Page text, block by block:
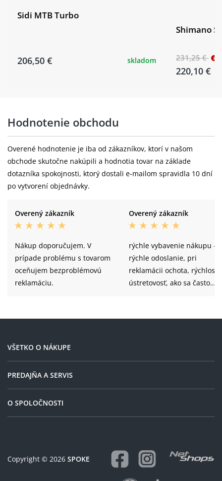
Sidi MTB Turbo
206,50 € skladom
Shimano
231,25 €
220,10 €
Hodnotenie obchodu
Overené hodnotenie je iba od zákazníkov, ktorí v našom
obchode skutočne nakúpili a hodnotia tovar na základe
dotazníka spokojnosti, ktorý dostali e-mailom spravidla 10 dní
po vytvorení objednávky.
Overený zákazník
Nákup doporučujem. V
prípade problému s tovarom
oceňujem bezproblémovú
reklamáciu.
Overený zákazník
rýchle vybavenie nákupu -
rýchle odoslanie, pri
reklamácii ochota, rýchlosť
ústretovosť, ako sa často
VŠETKO O NÁKUPE
PREDAJŇA A SERVIS
O SPOLOČNOSTI
Copyright © 2026 SPOKE